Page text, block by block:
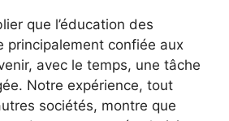
que l’éducation des
principalement confiée aux
avec le temps, une tâche
Notre expérience, tout
sociétés, montre que